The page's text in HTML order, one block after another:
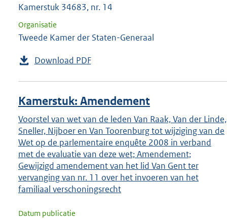
Kamerstuk 34683, nr. 14
Organisatie
Tweede Kamer der Staten-Generaal
Download PDF
Kamerstuk: Amendement
Voorstel van wet van de leden Van Raak, Van der Linde,
Sneller, Nijboer en Van Toorenburg tot wijziging van de
Wet op de parlementaire enquête 2008 in verband
met de evaluatie van deze wet; Amendement;
Gewijzigd amendement van het lid Van Gent ter
vervanging van nr. 11 over het invoeren van het
familiaal verschoningsrecht
Datum publicatie